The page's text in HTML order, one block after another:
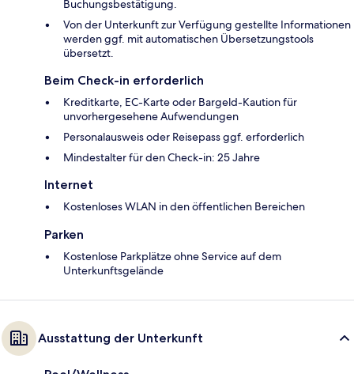
Buchungsbestätigung.
Von der Unterkunft zur Verfügung gestellte Informationen
werden ggf. mit automatischen Übersetzungstools
übersetzt.
Beim Check-in erforderlich
Kreditkarte, EC-Karte oder Bargeld-Kaution für
unvorhergesehene Aufwendungen
Personalausweis oder Reisepass ggf. erforderlich
Mindestalter für den Check-in: 25 Jahre
Internet
Kostenloses WLAN in den öffentlichen Bereichen
Parken
Kostenlose Parkplätze ohne Service auf dem
Unterkunftsgelände
Ausstattung der Unterkunft